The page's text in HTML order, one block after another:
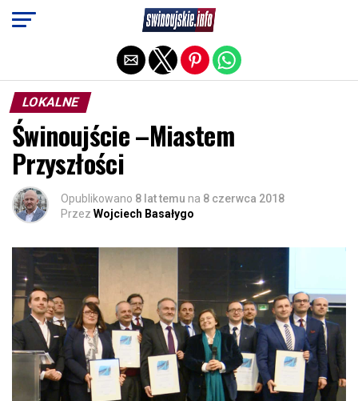
LOKALNE
Świnoujście –Miastem
Przyszłości
Opublikowano 8 lat temu na 8 czerwca 2018
Przez Wojciech Basałygo
Exit mobile version